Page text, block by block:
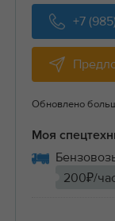
+7
Обновлено
Моя
200₽/